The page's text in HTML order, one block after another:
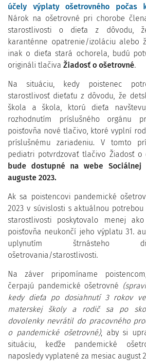
účely výplaty ošetrovného počas
Nárok na ošetrovné pri chorobe
starostlivosti o dieťa z dôvodu,
karanténne opatrenie/izoláciu alebo
inak o dieťa stará ochorela, budú
origináli tlačiva Žiadosť o ošetrovné.
Na situáciu, kedy poistenec
starostlivosť dieťaťu z dôvodu, že
škola a škola, ktorú dieťa
rozhodnutím príslušného orgánu
poisťovňa nové tlačivo, ktoré vyplní
príslušnému zariadeniu. V tomto
pediatri potvrdzovať tlačivo Žiadosť o
bude dostupné na webe Sociálnej
auguste 2023.
Ak sa poistencovi pandemické
2023 v súvislosti s aktuálnou
starostlivosti poskytovalo menej
poisťovňa neukončí jeho výplatu 31.
uplynutím štrnásteho
ošetrovania/starostlivosti.
Na záver pripomíname
čerpajú pandemické ošetrovné
kedy dieťa po dosiahnutí 3 rokov
materskej školy a rodič sa po
dovolenky nevrátil do pracovného
o pandemické ošetrovné), aby si
situáciu, keďže pandemické
naposledy vyplatené za mesiac august